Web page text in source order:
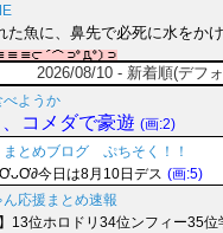
た魚に、鼻先で必死に水をか
2026/08/10 - 新着順(デフ
べようか
、コメダで豪遊 (画:2)
まとめブログ ぷちそく！！
今日は8月10日デス (画:5)
応援まとめ速報
13位ホロドリ34位ンフィー35